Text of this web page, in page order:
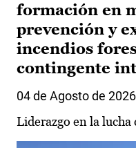
formación en
prevención y
incendios
contingente
04 de Agosto de 2026
Liderazgo en la